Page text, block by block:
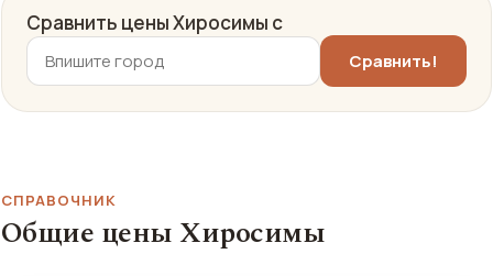
Сравнить цены Хиросимы с
СПРАВОЧНИК
Общие цены Хиросимы